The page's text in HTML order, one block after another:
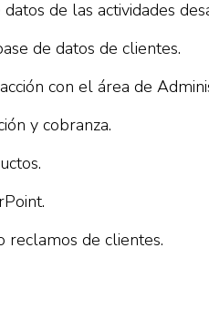
de las actividades
de datos de clientes.
con el área de
y cobranza.
reclamos de clientes.